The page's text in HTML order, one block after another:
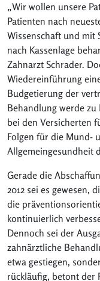
„Wir wollen unsere
Patienten nach
Wissenschaft und mit
nach Kassenlage
Zahnarzt Schrader.
Wiedereinführung
Budgetierung der
Behandlung werde zu
bei den Versicherten
Folgen für die Mund-
Allgemeingesundheit
Gerade die
2012 sei es gewesen,
die
kontinuierlich
Dennoch sei der
zahnärztliche
etwa gestiegen,
rückläufig, betont der